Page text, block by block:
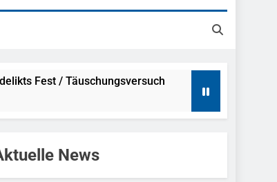
Fest / Täuschungsversuch
Sexueller Belästigung
News